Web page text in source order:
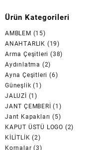
Ürün Kategorileri
AMBLEM (15)
ANAHTARLIK (19)
Arma Çeşitleri (38)
Aydınlatma (2)
Ayna Çeşitleri (6)
Güneşlik (1)
JALUZİ (1)
JANT ÇEMBERİ (1)
Jant Kapakları (5)
KAPUT ÜSTÜ LOGO (2)
KİLİTLİK (2)
Kornalar (3)